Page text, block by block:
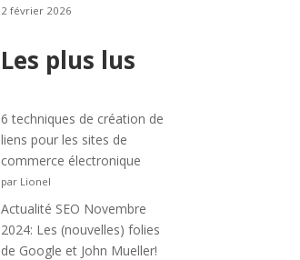
2 février 2026
Les plus lus
6 techniques de création de
liens pour les sites de
commerce électronique
par Lionel
Actualité SEO Novembre
2024: Les (nouvelles) folies
de Google et John Mueller!